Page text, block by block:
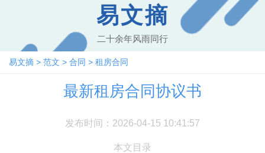
易文摘
二十余年风雨同行
易文摘 > 范文 > 合同 > 租房合同
最新租房合同协议书
发布时间：2026-04-15 10:41:57
本文目录